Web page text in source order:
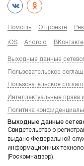
Помощь О проекте
iOS Android ВКонтакте
Выходные данные
Пользовательское
Пользовательское
Интеллектуальные права
Политика
Выходные данные
Свидетельство о
выдано Федеральной
информационных
(Роскомнадзор).